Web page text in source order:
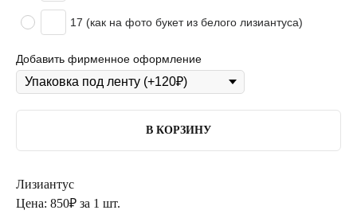
17 (как на фото букет из белого лизиантуса)
Добавить фирменное оформление
В КОРЗИНУ
Лизиантус
Цена: 850₽ за 1 шт.